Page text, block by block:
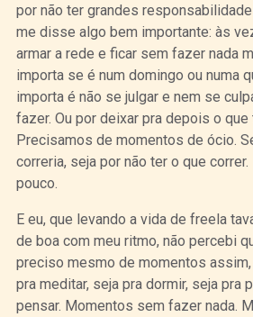
por não ter grandes
me disse algo bem importante: às
armar a rede e ficar sem fazer nada
importa se é num domingo ou numa
importa é não se julgar e nem se
fazer. Ou por deixar pra depois o
Precisamos de momentos de ócio.
correria, seja por não ter o que
pouco.
E eu, que levando a vida de freela
de boa com meu ritmo, não percebi
preciso mesmo de momentos
pra meditar, seja pra dormir, seja pra
pensar. Momentos sem fazer nada.